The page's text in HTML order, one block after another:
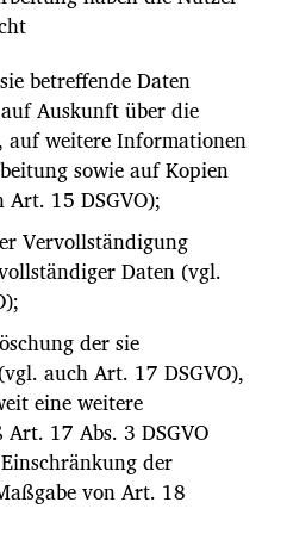
betreffende Daten
Auskunft über die
auf weitere Informationen
sowie auf Kopien
15 DSGVO);
Vervollständigung
Daten (vgl.
der sie
auch Art. 17 DSGVO),
eine weitere
17 Abs. 3 DSGVO
der
von Art. 18